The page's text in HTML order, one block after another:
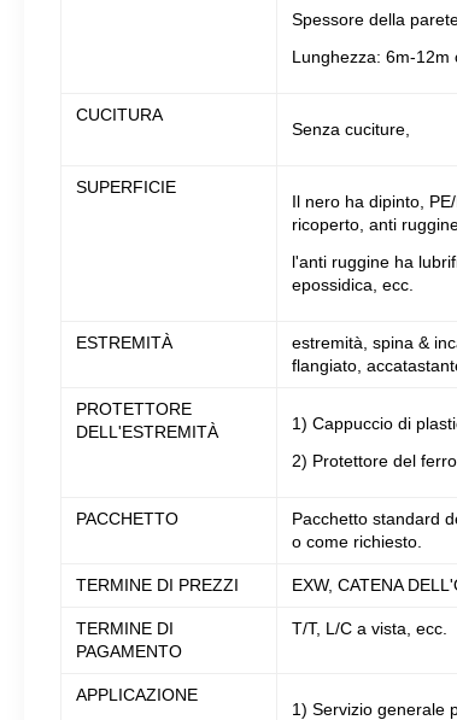
Spessore della
Lunghezza: 6m-12m
CUCITURA
Senza cuciture,
SUPERFICIE
Il nero ha dipinto,
ricoperto, anti
l'anti ruggine ha
epossidica, ecc.
ESTREMITÀ
estremità, spina &
flangiato,
PROTETTORE
DELL'ESTREMITÀ
1) Cappuccio di
2) Protettore del ferro
PACCHETTO
Pacchetto standard
o come richiesto.
TERMINE DI PREZZI EXW, CATENA
TERMINE DI
PAGAMENTO
T/T, L/C a vista, ecc.
APPLICAZIONE
1) Servizio generale